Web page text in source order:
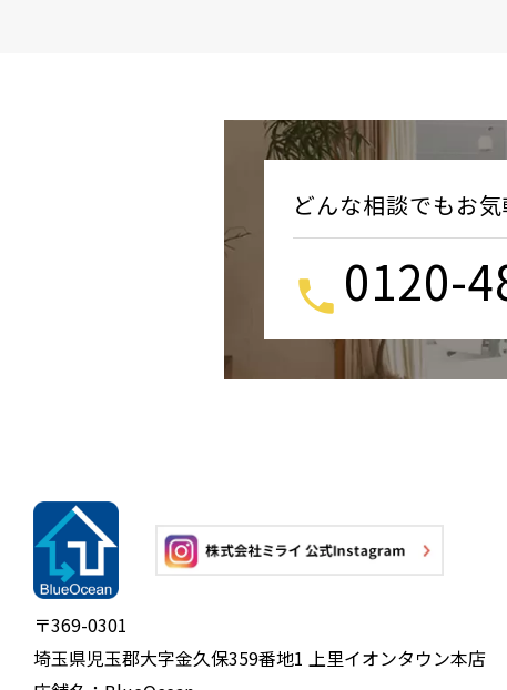
どんな相談でもお
0120-
〒369-0301
埼玉県児玉郡大字金久保359番地1 上里イオンタウン本店